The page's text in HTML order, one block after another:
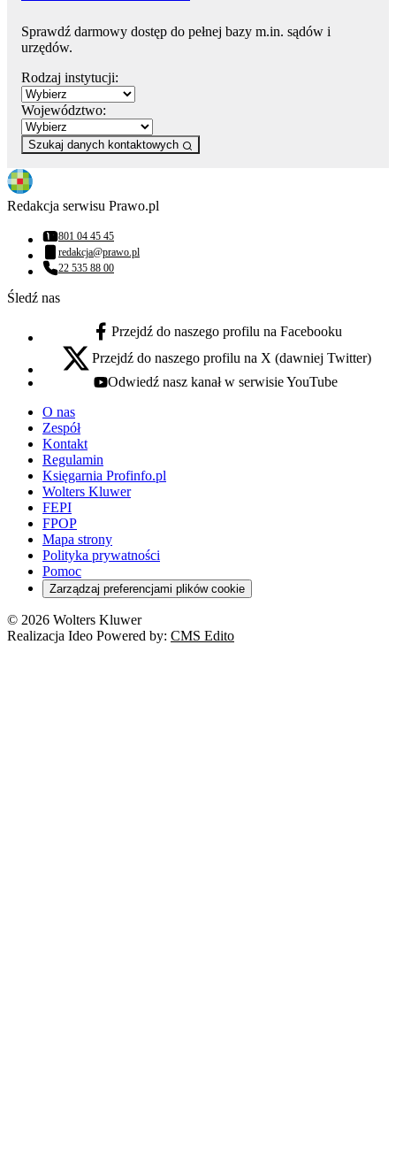
Sprawdź darmowy dostęp do pełnej bazy m.in. sądów i
urzędów.
Rodzaj instytucji:
Województwo:
Szukaj danych kontaktowych
Redakcja serwisu Prawo.pl
Numer telefonu:
801 04 45 45
Adres email:
redakcja@prawo.pl
Numer telefonu:
22 535 88 00
Śledź nas
facebook - otwiera się w nowej karcie
Przejdź do naszego profilu na Facebooku
x - otwiera się w nowej karcie
Przejdź do naszego profilu na X (dawniej Twitter)
youtube - otwiera się w nowej karcie
Odwiedź nasz kanał w serwisie YouTube
O nas
Zespół
Kontakt
Regulamin
Księgarnia Profinfo.pl
Wolters Kluwer
FEPI
FPOP
Mapa strony
Polityka prywatności
Pomoc
Zarządzaj preferencjami plików cookie
© 2026 Wolters Kluwer
Realizacja Ideo Powered by: CMS Edito